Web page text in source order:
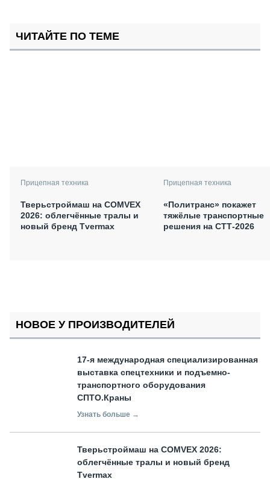
ЧИТАЙТЕ ПО ТЕМЕ
Прицепная техника
Тверьстроймаш на COMVEX
2026: облегчённые тралы и
новый бренд Tvermax
Прицепная техника
«Политранс» покажет
тяжёлые транспортные
решения на СТТ-2026
НОВОЕ У ПРОИЗВОДИТЕЛЕЙ
17-я международная специализированная
выставка спецтехники и подъемно-
транспортного оборудования
СПТО.Краны
Узнать больше →
Тверьстроймаш на COMVEX 2026:
облегчённые тралы и новый бренд
Tvermax